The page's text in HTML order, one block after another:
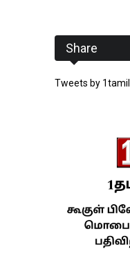
Share
Tweets by